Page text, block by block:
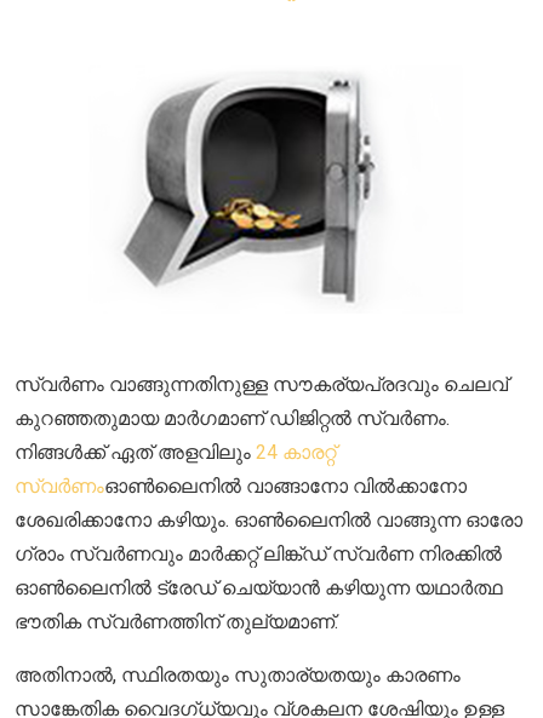
സ്വർണം വാങ്ങുന്നതിനുള്ള സൗകര്യപ്രദവും ചെലവ്
കുറഞ്ഞതുമായ മാർഗമാണ് ഡിജിറ്റൽ സ്വർണം.
നിങ്ങൾക്ക് ഏത് അളവിലും 24 കാരറ്റ്
സ്വർണംഓൺലൈനിൽ വാങ്ങാനോ വിൽക്കാനോ
ശേഖരിക്കാനോ കഴിയും. ഓൺലൈനിൽ വാങ്ങുന്ന ഓരോ
ഗ്രാം സ്വർണവും മാർക്കറ്റ് ലിങ്ക്ഡ് സ്വർണ നിരക്കിൽ
ഓൺലൈനിൽ ട്രേഡ് ചെയ്യാൻ കഴിയുന്ന യഥാർത്ഥ
ഭൗതിക സ്വർണത്തിന് തുല്യമാണ്.
അതിനാൽ, സ്ഥിരതയും സുതാര്യതയും കാരണം
സാങ്കേതിക വൈദഗ്ധ്യവും വ്ശകലന ശേഷിയും ഉള്ള